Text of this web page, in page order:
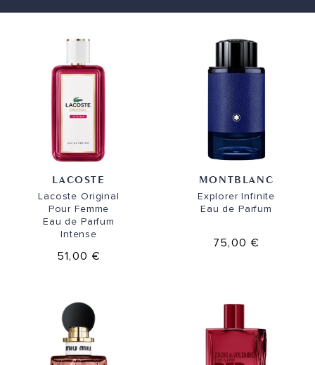
LACOSTE
Lacoste Original
Pour Femme
Eau de Parfum
Intense
51,00 €
MONTBLANC
Explorer Infinite
Eau de Parfum
75,00 €